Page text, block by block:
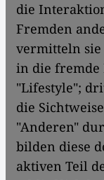
die
Fremden
vermitteln
in die fremde
"Lifestyle";
die
"Anderen"
bilden diese
aktiven Teil